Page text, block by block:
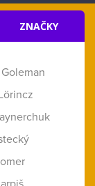
ZNAČKY